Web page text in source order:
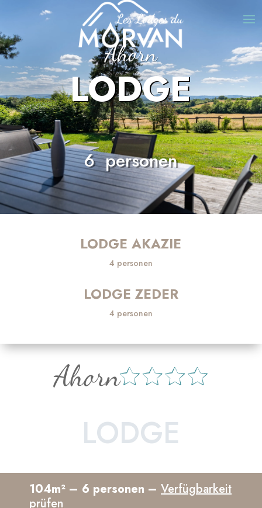
Ahorn
LODGE
6 personen
LODGE AKAZIE
4 personen
LODGE ZEDER
4 personen
Ahorn
LODGE
104m² – 6 personen – Verfügbarkeit
prüfen